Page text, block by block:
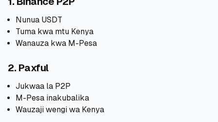
📧Wasiliana Nasi
Nunua USDT
Tuma kwa mtu Kenya
Wanauza kwa M-Pesa
2. Paxful
Jukwaa la P2P
M-Pesa inakubalika
Wauzaji wengi wa Kenya